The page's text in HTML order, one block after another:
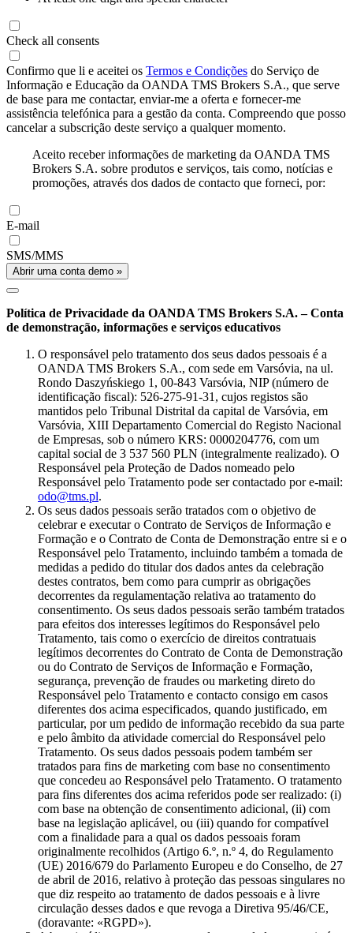
Check all consents
Confirmo que li e aceitei os Termos e Condições do Serviço de
Informação e Educação da OANDA TMS Brokers S.A., que serve
de base para me contactar, enviar-me a oferta e fornecer-me
assistência telefónica para a gestão da conta. Compreendo que posso
cancelar a subscrição deste serviço a qualquer momento.
Aceito receber informações de marketing da OANDA TMS
Brokers S.A. sobre produtos e serviços, tais como, notícias e
promoções, através dos dados de contacto que forneci, por:
E-mail
SMS/MMS
Abrir uma conta demo »
Política de Privacidade da OANDA TMS Brokers S.A. – Conta
de demonstração, informações e serviços educativos
O responsável pelo tratamento dos seus dados pessoais é a
OANDA TMS Brokers S.A., com sede em Varsóvia, na ul.
Rondo Daszyńskiego 1, 00-843 Varsóvia, NIP (número de
identificação fiscal): 526-275-91-31, cujos registos são
mantidos pelo Tribunal Distrital da capital de Varsóvia, em
Varsóvia, XIII Departamento Comercial do Registo Nacional
de Empresas, sob o número KRS: 0000204776, com um
capital social de 3 537 560 PLN (integralmente realizado). O
Responsável pela Proteção de Dados nomeado pelo
Responsável pelo Tratamento pode ser contactado por e-mail:
odo@tms.pl.
Os seus dados pessoais serão tratados com o objetivo de
celebrar e executar o Contrato de Serviços de Informação e
Formação e o Contrato de Conta de Demonstração entre si e o
Responsável pelo Tratamento, incluindo também a tomada de
medidas a pedido do titular dos dados antes da celebração
destes contratos, bem como para cumprir as obrigações
decorrentes da regulamentação relativa ao tratamento do
consentimento. Os seus dados pessoais serão também tratados
para efeitos dos interesses legítimos do Responsável pelo
Tratamento, tais como o exercício de direitos contratuais
legítimos decorrentes do Contrato de Conta de Demonstração
ou do Contrato de Serviços de Informação e Formação,
segurança, prevenção de fraudes ou marketing direto do
Responsável pelo Tratamento e contacto consigo em casos
diferentes dos acima especificados, quando justificado, em
particular, por um pedido de informação recebido da sua parte
e pelo âmbito da atividade comercial do Responsável pelo
Tratamento. Os seus dados pessoais podem também ser
tratados para fins de marketing com base no consentimento
que concedeu ao Responsável pelo Tratamento. O tratamento
para fins diferentes dos acima referidos pode ser realizado: (i)
com base na obtenção de consentimento adicional, (ii) com
base na legislação aplicável, ou (iii) quando for compatível
com a finalidade para a qual os dados pessoais foram
originalmente recolhidos (Artigo 6.º, n.º 4, do Regulamento
(UE) 2016/679 do Parlamento Europeu e do Conselho, de 27
de abril de 2016, relativo à proteção das pessoas singulares no
que diz respeito ao tratamento de dados pessoais e à livre
circulação desses dados e que revoga a Diretiva 95/46/CE,
(doravante: «RGPD»).